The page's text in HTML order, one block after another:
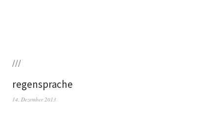
///
regensprache
14. Dezember 2013